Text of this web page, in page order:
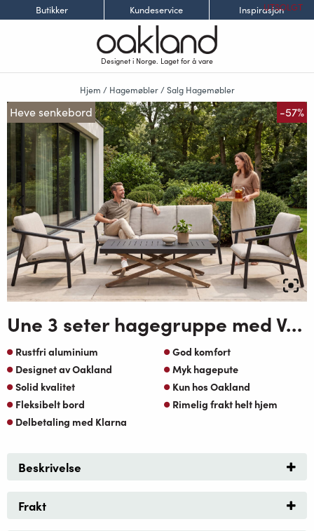
Butikker Kundeservice Inspirasjon
Designet i Norge. Laget for å vare
Hjem / Hagemøbler/Salg Hagemøbler
Heve senkebord -57%
Une 3 seter hagegruppe med Vendela heve senkebord 120 koks-Beige Sunfab
Rustfri aluminium
God komfort
Designet av Oakland
Myk hagepute
Solid kvalitet
Kun hos Oakland
Fleksibelt bord
Rimelig frakt helt hjem
Delbetaling med Klarna
UTSOLGT
Beskrivelse
Frakt